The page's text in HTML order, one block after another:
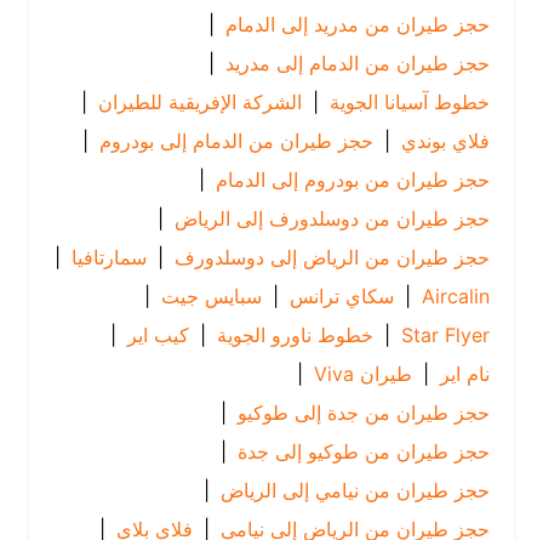
حجز طيران من مدريد إلى الدمام
|
حجز طيران من الدمام إلى مدريد |
خطوط آسيانا الجوية
| الشركة الإفريقية للطيران |
فلاي بوندي | حجز طيران من الدمام إلى بودروم |
حجز طيران من بودروم إلى الدمام
|
حجز طيران من دوسلدورف إلى الرياض
|
حجز طيران من الرياض إلى دوسلدورف | سمارتافيا
|
Aircalin
| سكاي ترانس | سبايس جيت
|
Star Flyer
| خطوط ناورو الجوية | كيب اير |
| طيران Viva
|
حجز طيران من جدة إلى طوكيو |
حجز طيران من طوكيو إلى جدة
حجز طيران من نيامي إلى الرياض
|
حجز طيران من الرياض إلى نيامي | فلاي بلاي